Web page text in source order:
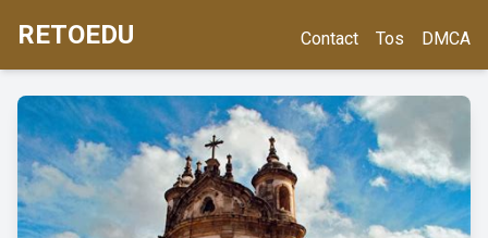
RETOEDU Contact Tos DMCA